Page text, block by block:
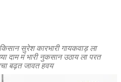
सुरेश कारभारी गायकवाड़ ला
दाम मं भारी नुकसान उठाय ला परत
बढ़त जावत हवय